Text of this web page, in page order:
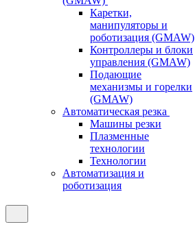
Каретки,
манипуляторы и
роботизация (GMAW)
Контроллеры и блоки
управления (GMAW)
Подающие
механизмы и горелки
(GMAW)
Автоматическая резка
Машины резки
Плазменные
технологии
Технологии
Автоматизация и
роботизация